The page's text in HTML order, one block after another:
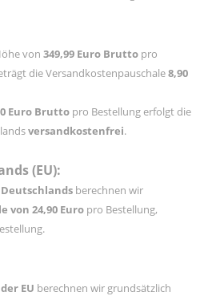
von 349,99 Euro Brutto pro
die Versandkostenpauschale8,90
Euro Brutto pro Bestellung erfolgt die
versandkostenfrei.
(EU):
berechnen wir
von 24,90 Euro pro Bestellung,
EU berechnen wir grundsätzlich